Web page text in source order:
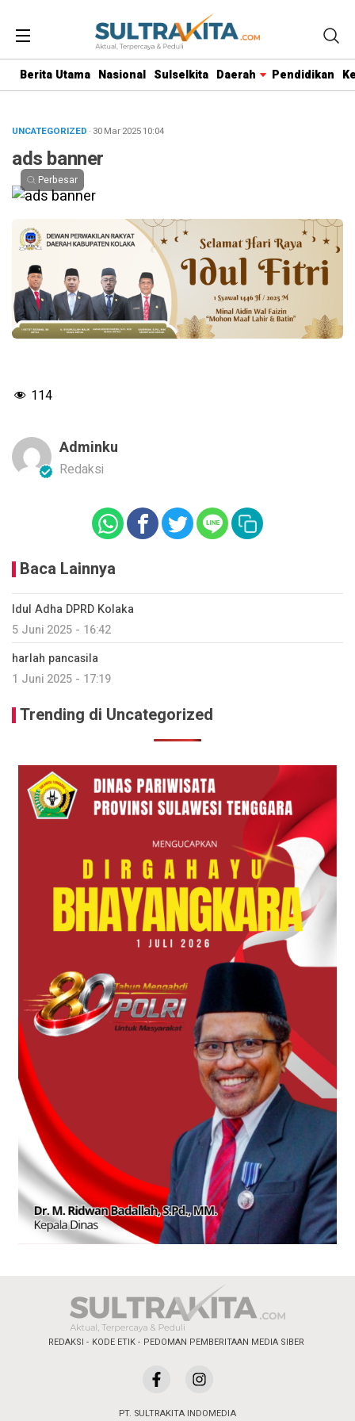
Berita Utama Nasional Sulselkita Daerah Pendidikan
UNCATEGORIZED · 30 Mar 202510:04
ads banner
Perbesar
114
Adminku
Redaksi
Baca Lainnya
Idul Adha DPRD Kolaka
5 Juni 2025 - 16:42
harlah pancasila
1 Juni 2025 - 17:19
Trending di Uncategorized
REDAKSI KODE ETIK PEDOMAN PEMBERITAAN MEDIA SIBER
PT. SULTRAKITA INDOMEDIA